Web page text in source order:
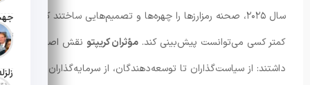
تاریخ
سال ۲۰۲۵، صحنه رمزارزها را چهره‌ها و تصمیم‌هایی ساختند که
کمتر کسی می‌توانست پیش‌بینی کند. مؤثران کریپتو نقش اصلی را
داشتند: از سیاست‌گذاران تا توسعه‌دهندگان، از سرمایه‌گذاران خرد